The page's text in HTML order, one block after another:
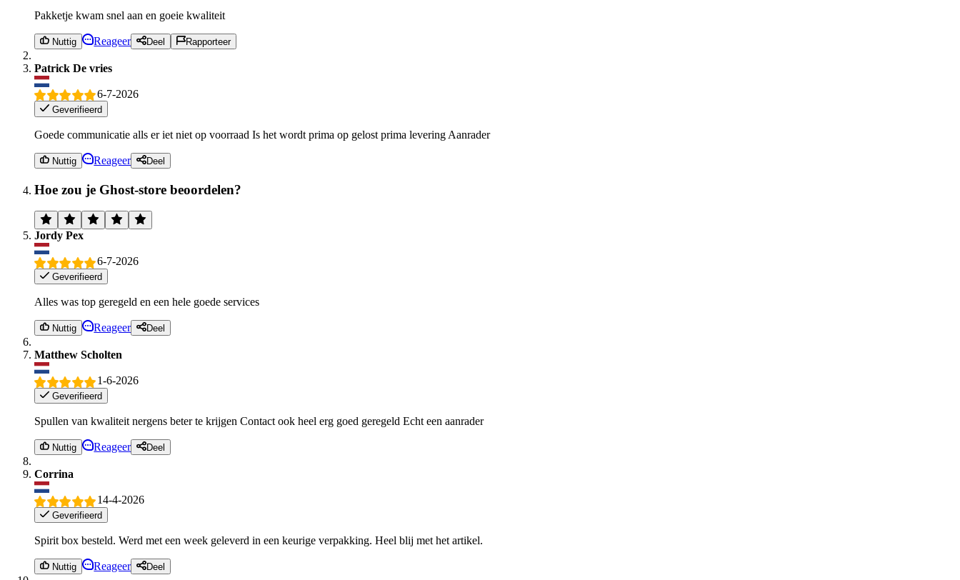
Pakketje kwam snel aan en goeie kwaliteit
Nuttig Reageer Deel Rapporteer
Patrick De vries
6-7-2026
Geverifieerd
Goede communicatie alls er iet niet op voorraad Is het wordt prima op gelost prima levering Aanrader
Nuttig Reageer Deel
Hoe zou je Ghost-store beoordelen?
Jordy Pex
6-7-2026
Geverifieerd
Alles was top geregeld en een hele goede services
Nuttig Reageer Deel
Matthew Scholten
1-6-2026
Geverifieerd
Spullen van kwaliteit nergens beter te krijgen Contact ook heel erg goed geregeld Echt een aanrader
Nuttig Reageer Deel
Corrina
14-4-2026
Geverifieerd
Spirit box besteld. Werd met een week geleverd in een keurige verpakking. Heel blij met het artikel.
Nuttig Reageer Deel